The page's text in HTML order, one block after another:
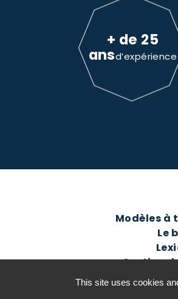
+ de 25
ansd’expérience
Modèles à
Le
Gestion
©2016-26
This site uses cookies